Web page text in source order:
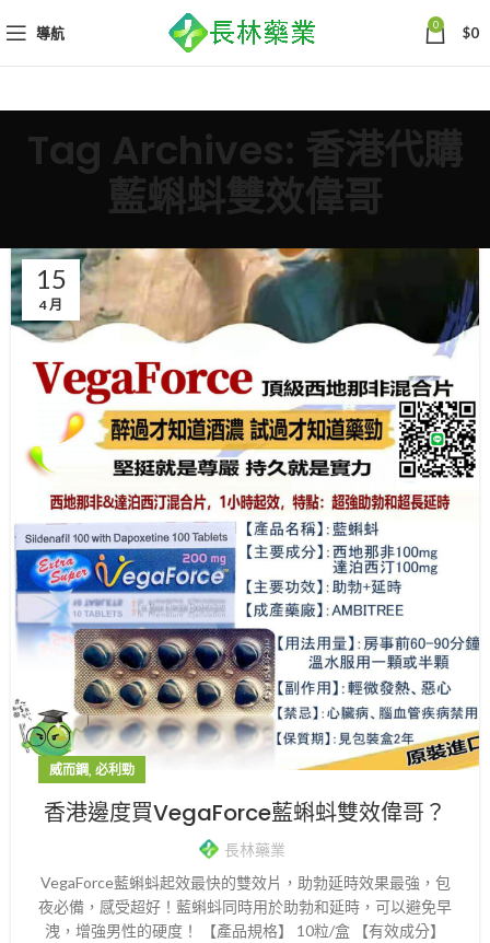
導航 0 $0
Tag Archives: 香港代購
藍蝌蚪雙效偉哥
15
4 月
威而鋼, 必利勁
香港邊度買VegaForce藍蝌蚪雙效偉哥？
長林藥業
VegaForce藍蝌蚪起效最快的雙效片，助勃延時效果最強，包
夜必備，感受超好！藍蝌蚪同時用於助勃和延時，可以避免早
洩，增強男性的硬度！ 【產品規格】 10粒/盒 【有效成分】